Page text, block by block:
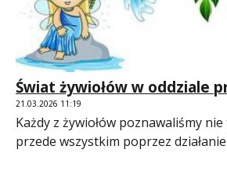
Świat żywiołów w oddziale
21.03.2026 11:19
Każdy z żywiołów poznawaliśmy
przede wszystkim poprzez